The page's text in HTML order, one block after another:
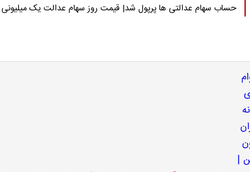
حساب سهام عدالتی ها پرپول شد| قیمت روز سهام عدالت یک